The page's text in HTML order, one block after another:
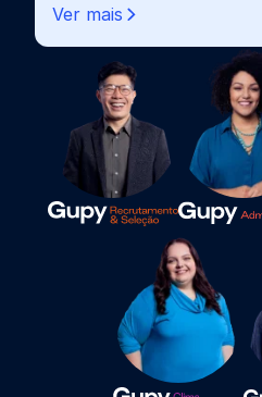
Ver mais